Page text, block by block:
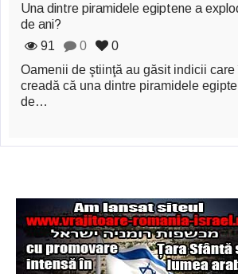
misterios vizitat şi
Vrăjitorul Merlin şi
Şi-a vândut soţia
pentru un ritual de
magie neagră
Una dintre piramidele egiptene a
de ani?
91
0
0
Oamenii de ştiinţă au găsit indicii care
creadă că una dintre piramidele
de…